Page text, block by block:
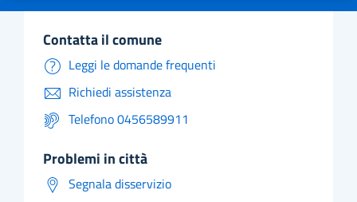
contatta il comune
Leggi le domande frequenti
Richiedi assistenza
Telefono 0456589911
problemi in città
Segnala disservizio